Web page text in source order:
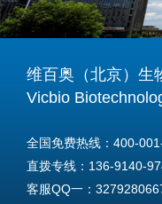
维百奥（北京）生
Vicbio
全国免费热线：400-
直拨专线：136-9140-
客服QQ一：